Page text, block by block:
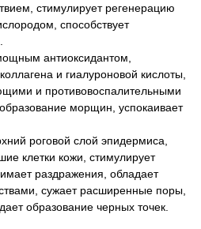
стимулирует регенерацию
способствует
антиоксидантом,
и гиалуроновой кислоты,
и противовоспалительными
морщин, успокаивает
роговой слой эпидермиса,
клетки кожи, стимулирует
раздражения, обладает
сужает расширенные поры,
образование черных точек.